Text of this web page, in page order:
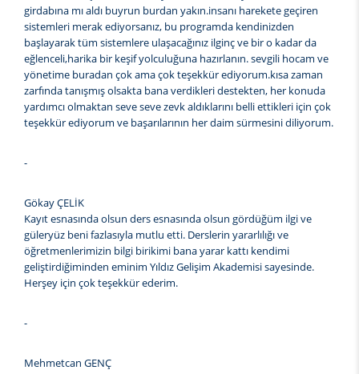
girdabına mı aldı buyrun burdan yakın.insanı harekete geçiren
sistemleri merak ediyorsanız, bu programda kendinizden
başlayarak tüm sistemlere ulaşacağınız ilginç ve bir o kadar da
eğlenceli,harika bir keşif yolculuğuna hazırlanın. sevgili hocam ve
yönetime buradan çok ama çok teşekkür ediyorum.kısa zaman
zarfında tanışmış olsakta bana verdikleri destekten, her konuda
yardımcı olmaktan seve seve zevk aldıklarını belli ettikleri için çok
teşekkür ediyorum ve başarılarının her daim sürmesini diliyorum.
-
Gökay ÇELİK
Kayıt esnasında olsun ders esnasında olsun gördüğüm ilgi ve
güleryüz beni fazlasıyla mutlu etti. Derslerin yararlılığı ve
öğretmenlerimizin bilgi birikimi bana yarar kattı kendimi
geliştirdiğiminden eminim Yıldız Gelişim Akademisi sayesinde.
Herşey için çok teşekkür ederim.
-
Mehmetcan GENÇ